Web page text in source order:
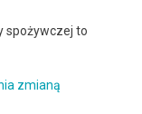
spożywczej to
zmianą